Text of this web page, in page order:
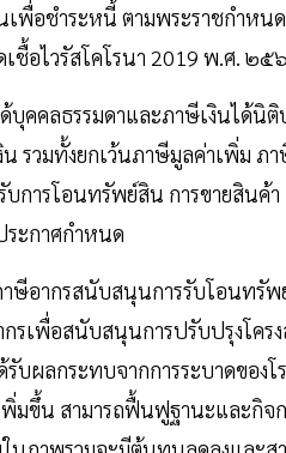
พื่อชำระหนี้ ตามพระราชกำหน
เชื้อไวรัสโคโรนา 2019 พ.ศ. ๒๕
บุคคลธรรมดาและภาษีเงินได้นิ
รวมทั้งยกเว้นภาษีมูลค่าเพิ่ม
บการโอนทรัพย์สิน การขายสินค้
ระกาศกำหนด
าษีอากรสนับสนุนการรับโอนทรั
รเพื่อสนับสนุนการปรับปรุงโคร
รับผลกระทบจากการระบาดของ
มขึ้น สามารถฟื้นฟูฐานะและกิจ